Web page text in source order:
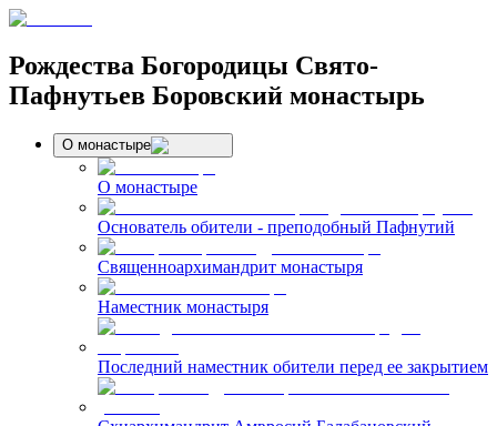
Рождества Богородицы Свято-
Пафнутьев Боровский монастырь
О монастыре
О монастыре
Основатель обители - преподобный Пафнутий
Священноархимандрит монастыря
Наместник монастыря
Последний наместник обители перед ее закрытием